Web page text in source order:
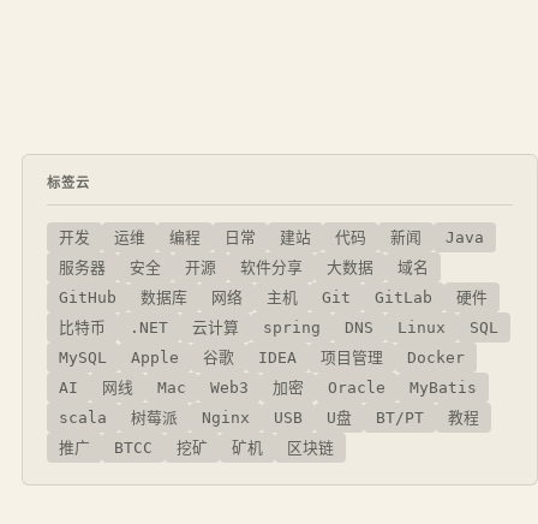
标签云
开发 运维 编程 日常 建站 代码 新闻
Java
服务器
安全 开源 软件分享 大数据
域名
GitHub
数据库 网络 主机 Git GitLab
硬件
比特币
.NET 云计算 spring DNS Linux
SQL
MySQL
Apple 谷歌 IDEA 项目管理
Docker
AI
网线 Mac Web3 加密 Oracle
MyBatis
scala
树莓派 Nginx USB U盘 BT/PT
教程
推广
BTCC 挖矿 矿机 区块链